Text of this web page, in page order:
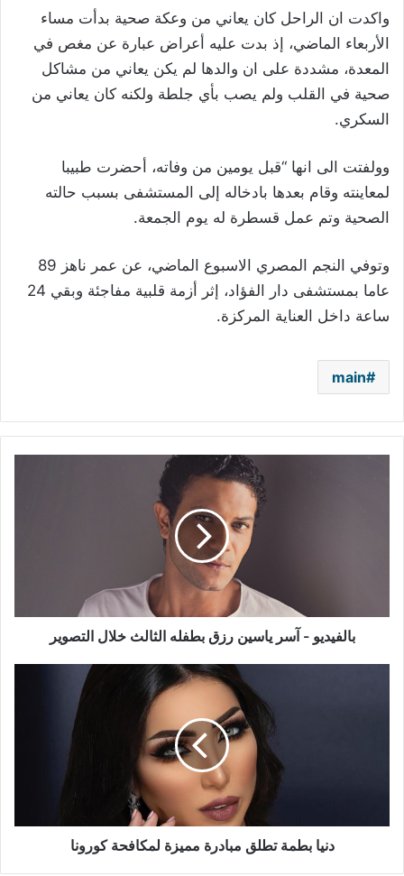
واكدت ان الراحل كان يعاني من وعكة صحية بدأت مساء
الأربعاء الماضي، إذ بدت عليه أعراض عبارة عن مغص في
المعدة، مشددة على ان والدها لم يكن يعاني من مشاكل
صحية في القلب ولم يصب بأي جلطة ولكنه كان يعاني من
السكري.
وولفتت الى انها “قبل يومين من وفاته، أحضرت طبيبا
لمعاينته وقام بعدها بادخاله إلى المستشفى بسبب حالته
الصحية وتم عمل قسطرة له يوم الجمعة.
وتوفي النجم المصري الاسبوع الماضي، عن عمر ناهز 89
عاما بمستشفى دار الفؤاد، إثر أزمة قلبية مفاجئة وبقي 24
ساعة داخل العناية المركزة.
main
التصوير
بالفيديو - آسر ياسين رزق بطفله الثالث خلال التصوير
دنيا بطمة تطلق مبادرة مميزة لمكافحة كورونا